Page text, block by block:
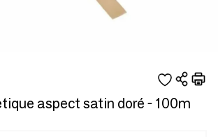
aspect satin doré - 100m